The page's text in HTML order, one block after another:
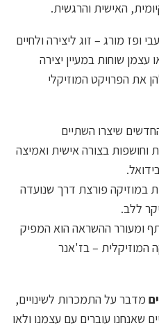
האישית והרגשית.
ופז מורג – זוג ליצירה ולחיים
שוחות במעיין יצירה
את הפרויקט המוזיקלי
שיצרו השתיים
וחושפות בצורה אישית ואמיצה
במוזיקה פורצת דרך שנועדה
ללב.
ומעורר ההשראה הוא המפיק
המוזיקלית – בז'אנר
מדבר על התמכרות לשינויים,
שאנחנו עוברים עם עצמנו ולאו